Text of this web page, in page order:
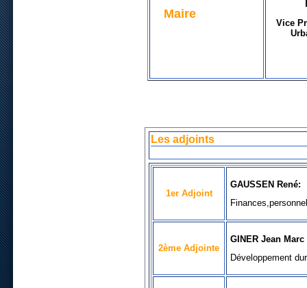
Maire
Vice
Les adjoints
1er Adjoint
GAUSSEN René:
Finances,personnel
2ème Adjointe
GINER Jean Marc
Développement